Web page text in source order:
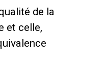
de la
et celle,